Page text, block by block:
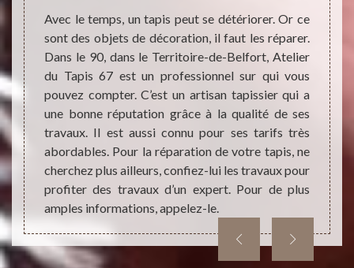
de
de
90,
la
pour
ne
Avec le temps, un tapis peut se détériorer. Or ce
sont des objets de décoration, il faut les réparer.
Dans le 90, dans le Territoire-de-Belfort, Atelier
du Tapis 67 est un professionnel sur qui vous
pouvez compter. C’est un artisan tapissier qui a
une bonne réputation grâce à la qualité de ses
travaux. Il est aussi connu pour ses tarifs très
abordables. Pour la réparation de votre tapis, ne
cherchez plus ailleurs, confiez-lui les travaux pour
profiter des travaux d’un expert. Pour de plus
amples informations, appelez-le.
un
est
une